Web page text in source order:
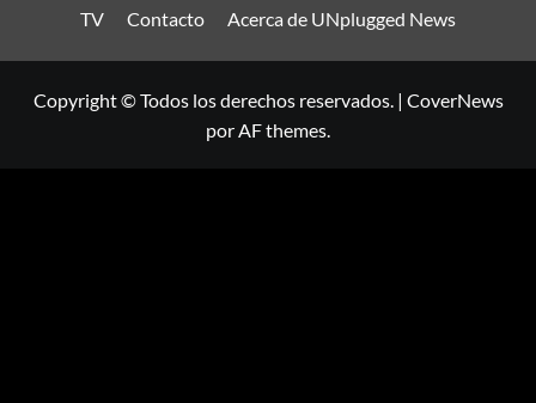
TV Contacto Acerca de UNplugged News
Copyright © Todos los derechos reservados. | CoverNews
por AF themes.